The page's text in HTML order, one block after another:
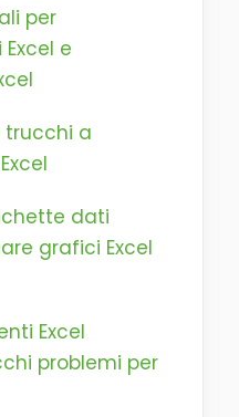
per
e
trucchi a
dati
grafici Excel
Excel
problemi per